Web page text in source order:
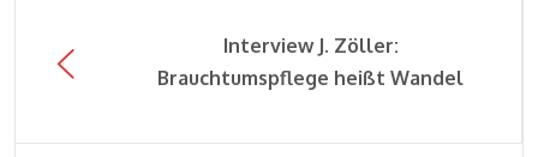
Interview J. Zöller:
Brauchtumspflege heißt Wandel